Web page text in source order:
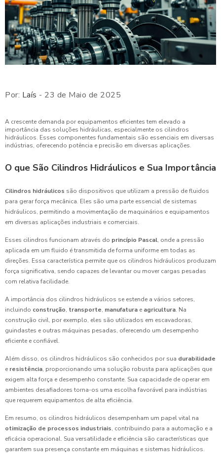
Por: Laís - 23 de Maio de 2025
A crescente demanda por equipamentos eficientes tem elevado a
importância das soluções hidráulicas, especialmente os cilindros
hidráulicos. Esses componentes fundamentais são essenciais em diversas
indústrias, oferecendo potência e precisão em diversas aplicações.
O que São Cilindros Hidráulicos e Sua Importância
Cilindros hidráulicos são dispositivos que utilizam a pressão de fluidos
para gerar força mecânica. Eles são uma parte essencial de sistemas
hidráulicos, permitindo a movimentação de maquinários e equipamentos
em diversas aplicações industriais e comerciais.
Esses cilindros funcionam através do princípio Pascal, onde a pressão
aplicada em um fluido é transmitida de forma uniforme em todas as
direções. Essa característica permite que os cilindros hidráulicos produzam
força significativa, sendo capazes de levantar ou mover cargas pesadas
com relativa facilidade.
A importância dos cilindros hidráulicos se estende a vários setores,
incluindo construção, transporte, manufatura e agricultura. Na
construção civil, por exemplo, eles são utilizados em escavadoras,
guindastes e outras máquinas pesadas, oferecendo um desempenho
eficiente e confiável.
Além disso, os cilindros hidráulicos são conhecidos por sua durabilidade
e resistência, proporcionando uma solução robusta para aplicações que
exigem alta força e desempenho constante. Sua capacidade de operar em
ambientes desafiadores torna-os uma escolha favorável para indústrias
que requerem equipamentos de alta eficiência.
Em resumo, os cilindros hidráulicos desempenham um papel vital na
otimização de processos industriais, contribuindo para a automação e a
eficácia operacional. Sua versatilidade e eficiência são características que
garantem sua presença constante em máquinas e sistemas hidráulicos.